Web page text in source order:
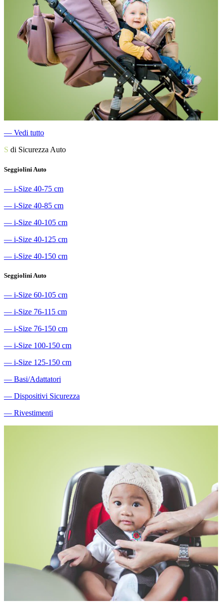
― Vedi tutto
S di Sicurezza Auto
Seggiolini Auto
― i-Size 40-75 cm
― i-Size 40-85 cm
― i-Size 40-105 cm
― i-Size 40-125 cm
― i-Size 40-150 cm
Seggiolini Auto
― i-Size 60-105 cm
― i-Size 76-115 cm
― i-Size 76-150 cm
― i-Size 100-150 cm
― i-Size 125-150 cm
― Basi/Adattatori
― Dispositivi Sicurezza
― Rivestimenti